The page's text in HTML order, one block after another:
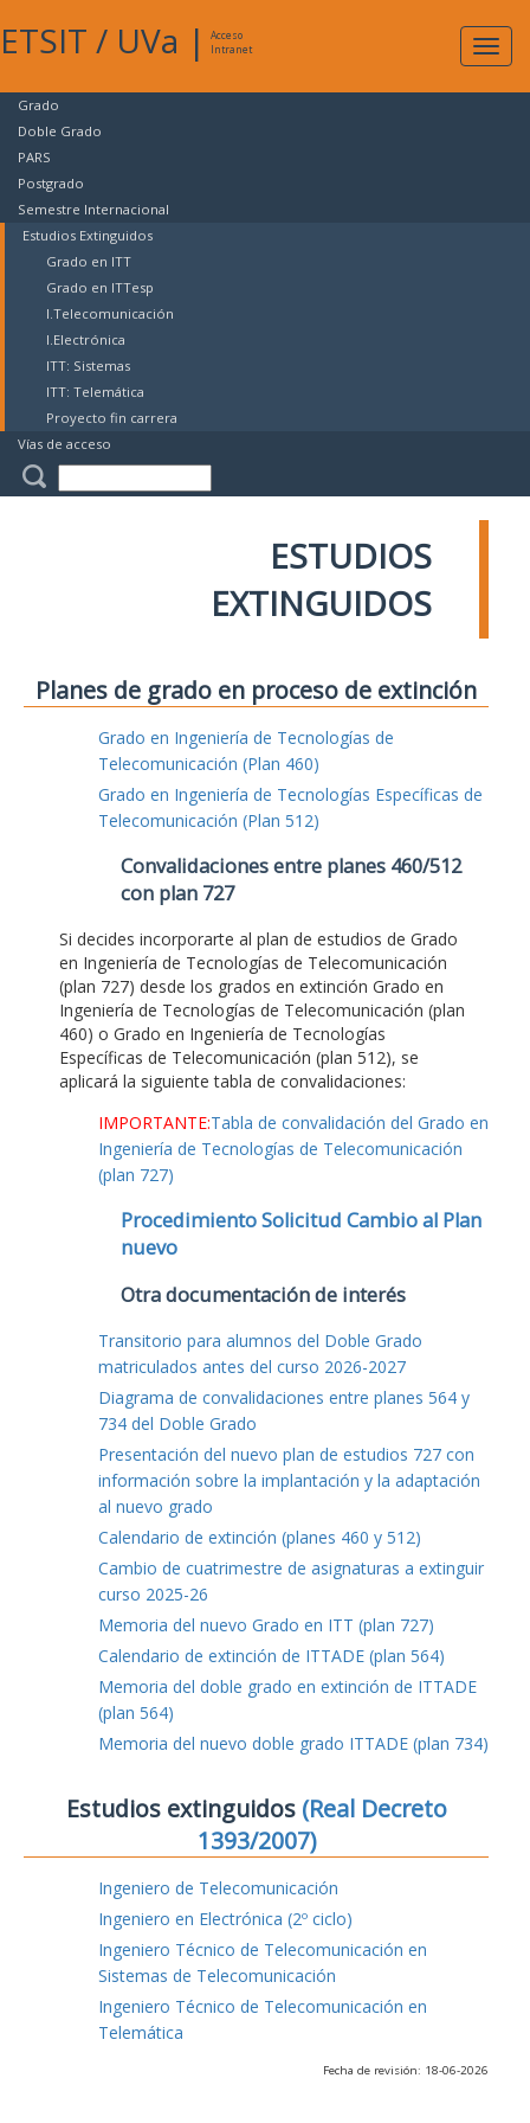
ETSIT / UVa |
Acceso
Intranet
Grado
Doble Grado
PARS
Postgrado
Semestre Internacional
Estudios Extinguidos
Grado en ITT
Grado en ITTesp
I.Telecomunicación
I.Electrónica
ITT: Sistemas
ITT: Telemática
Proyecto fin carrera
Vías de acceso
ESTUDIOS
EXTINGUIDOS
Planes de grado en proceso de extinción
Grado en Ingeniería de Tecnologías de
Telecomunicación (Plan 460)
Grado en Ingeniería de Tecnologías Específicas de
Telecomunicación (Plan 512)
Convalidaciones entre planes 460/512
con plan 727
Si decides incorporarte al plan de estudios de Grado
en Ingeniería de Tecnologías de Telecomunicación
(plan 727) desde los grados en extinción Grado en
Ingeniería de Tecnologías de Telecomunicación (plan
460) o Grado en Ingeniería de Tecnologías
Específicas de Telecomunicación (plan 512), se
aplicará la siguiente tabla de convalidaciones:
IMPORTANTE:Tabla de convalidación del Grado en
Ingeniería de Tecnologías de Telecomunicación
(plan 727)
Procedimiento Solicitud Cambio al Plan
nuevo
Otra documentación de interés
Transitorio para alumnos del Doble Grado
matriculados antes del curso 2026-2027
Diagrama de convalidaciones entre planes 564 y
734 del Doble Grado
Presentación del nuevo plan de estudios 727 con
información sobre la implantación y la adaptación
al nuevo grado
Calendario de extinción (planes 460 y 512)
Cambio de cuatrimestre de asignaturas a extinguir
curso 2025-26
Memoria del nuevo Grado en ITT (plan 727)
Calendario de extinción de ITTADE (plan 564)
Memoria del doble grado en extinción de ITTADE
(plan 564)
Memoria del nuevo doble grado ITTADE (plan 734)
Estudios extinguidos (Real Decreto
1393/2007)
Ingeniero de Telecomunicación
Ingeniero en Electrónica (2º ciclo)
Ingeniero Técnico de Telecomunicación en
Sistemas de Telecomunicación
Ingeniero Técnico de Telecomunicación en
Telemática
Fecha de revisión: 18-06-2026